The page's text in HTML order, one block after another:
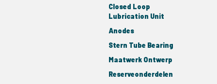
Closed Loop
Lubrication Unit
Anodes
Stern Tube Bearing
Maatwerk Ontwerp
Reserveonderdelen